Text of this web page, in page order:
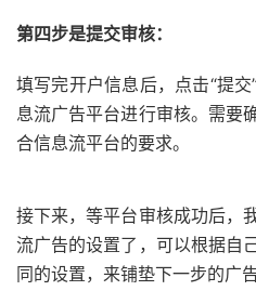
第四步是提交审核：
填写完开户信息后，点击“提
息流广告平台进行审核。需要
合信息流平台的要求。
接下来，等平台审核成功后，
流广告的设置了，可以根据自
同的设置，来铺垫下一步的广告